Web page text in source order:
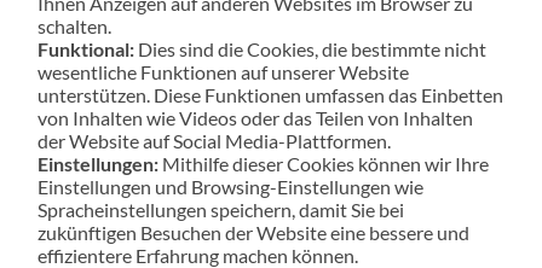
schalten.
Funktional: Dies sind die Cookies, die bestimmte nicht
wesentliche Funktionen auf unserer Website
unterstützen. Diese Funktionen umfassen das Einbetten
von Inhalten wie Videos oder das Teilen von Inhalten
der Website auf Social Media-Plattformen.
Einstellungen: Mithilfe dieser Cookies können wir Ihre
Einstellungen und Browsing-Einstellungen wie
Spracheinstellungen speichern, damit Sie bei
zukünftigen Besuchen der Website eine bessere und
effizientere Erfahrung machen können.